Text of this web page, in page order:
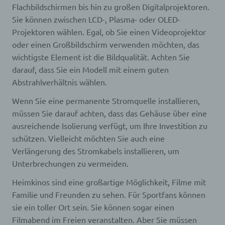
Flachbildschirmen bis hin zu großen Digitalprojektoren.
Sie können zwischen LCD-, Plasma- oder OLED-
Projektoren wählen. Egal, ob Sie einen Videoprojektor
oder einen Großbildschirm verwenden möchten, das
wichtigste Element ist die Bildqualität. Achten Sie
darauf, dass Sie ein Modell mit einem guten
Abstrahlverhältnis wählen.
Wenn Sie eine permanente Stromquelle installieren,
müssen Sie darauf achten, dass das Gehäuse über eine
ausreichende Isolierung verfügt, um Ihre Investition zu
schützen. Vielleicht möchten Sie auch eine
Verlängerung des Stromkabels installieren, um
Unterbrechungen zu vermeiden.
Heimkinos sind eine großartige Möglichkeit, Filme mit
Familie und Freunden zu sehen. Für Sportfans können
sie ein toller Ort sein. Sie können sogar einen
Filmabend im Freien veranstalten. Aber Sie müssen
Kennung wie einem Namen, zu einer
Kennnummer, zu Standortdaten, zu einer Online-
Kennung oder zu einem oder mehreren
besonderen Merkmalen, die Ausdruck der
physischen, physiologischen, genetischen,
psychischen, wirtschaftlichen, kulturellen oder
sozialen Identität dieser natürlichen Person sind,
identifiziert werden kann.
b) betroffene Person
Betroffene Person ist jede identifizierte oder
identifizierbare natürliche Person, deren
personenbezogene Daten von dem für die
Verarbeitung Verantwortlichen verarbeitet werden.
c) Verarbeitung
Verarbeitung ist jeder mit oder ohne Hilfe
automatisierter Verfahren ausgeführte Vorgang